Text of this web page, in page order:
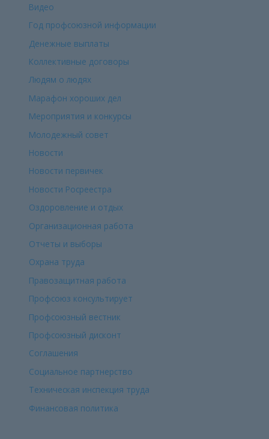
Видео
Год профсоюзной информации
Денежные выплаты
Коллективные договоры
Людям о людях
Марафон хороших дел
Мероприятия и конкурсы
Молодежный совет
Новости
Новости первичек
Новости Росреестра
Оздоровление и отдых
Организационная работа
Отчеты и выборы
Охрана труда
Правозащитная работа
Профсоюз консультирует
Профсоюзный вестник
Профсоюзный дисконт
Соглашения
Социальное партнерство
Техническая инспекция труда
Финансовая политика